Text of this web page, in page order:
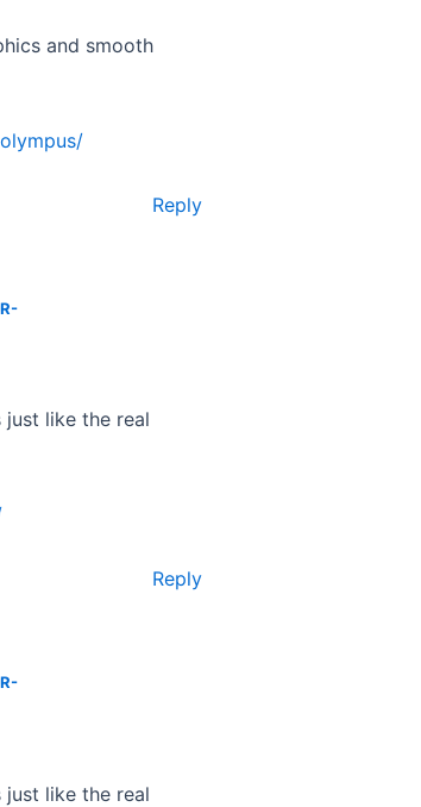
and smooth
Reply
just like the real
Reply
just like the real